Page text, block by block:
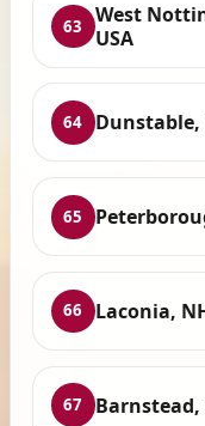
63
West
USA
64 Dunstable,
65
66 Laconia,
67 Barnstead,